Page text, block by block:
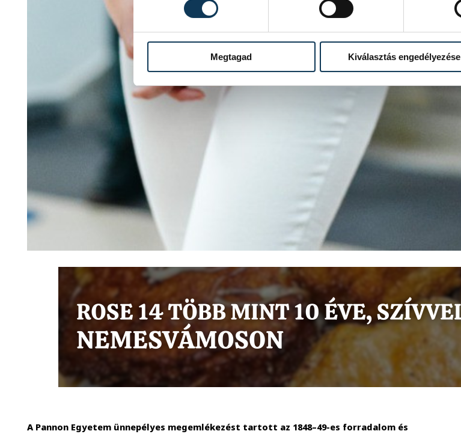
Megtagad Kiválasztás engedélyezése
A Pannon Egyetem ünnepélyes megemlékezést tartott az 1848–49-es forradalom és